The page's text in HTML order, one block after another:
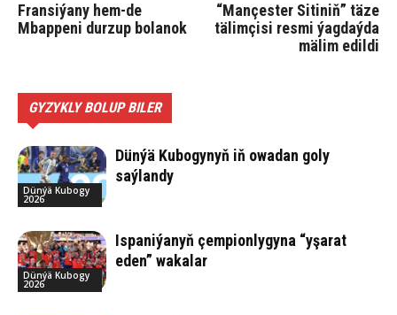
Fransiýany hem-de
Mbappeni durzup bolanok
“Mançester Sitiniň” täze
tälimçisi resmi ýagdaýda
mälim edildi
GYZYKLY BOLUP BILER
Dünýä Kubogy
2026
Dünýä Kubogynyň iň owadan goly
saýlandy
Dünýä Kubogy
2026
Ispaniýanyň çempionlygyna “yşarat
eden” wakalar